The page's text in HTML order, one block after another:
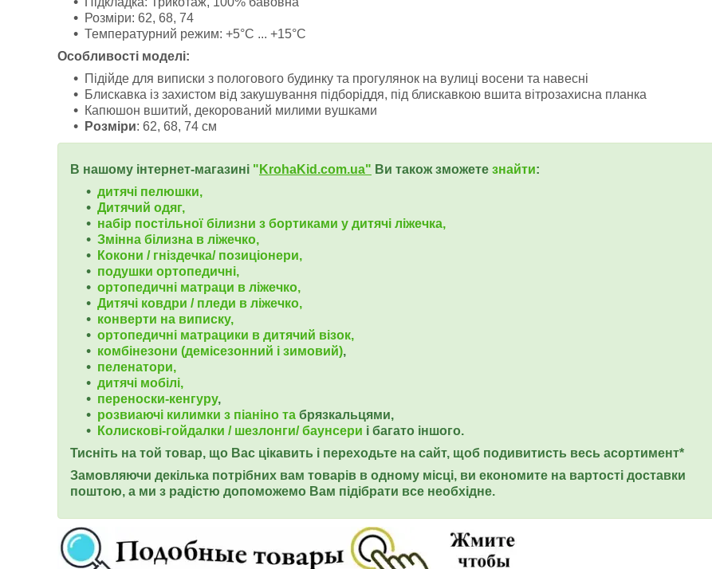
Розміри: 62, 68, 74
Температурний режим: +5°C ... +15°C
Особливості моделі:
Підійде для виписки з пологового будинку та прогулянок на вулиці восени та навесні
Блискавка із захистом від закушування підборіддя, під блискавкою вшита вітрозахисна планка
Капюшон вшитий, декорований милими вушками
Розміри: 62, 68, 74 см
В нашому інтернет-магазині " KrohaKid.com.ua" Ви також зможете знайти:
дитячі пелюшки,
Дитячий одяг,
набір постільної білизни з бортиками у дитячі ліжечка,
Змінна білизна в ліжечко,
Кокони / гніздечка/ позиціонери,
подушки ортопедичні,
ортопедичні матраци в ліжечко,
Дитячі ковдри / пледи в ліжечко,
конверти на виписку,
ортопедичні матрацики в дитячий візок,
комбінезони (демісезонний і зимовий),
пеленатори,
дитячі мобілі,
переноски-кенгуру,
розвиаючі килимки з піаніно та брязкальцями,
Колискові-гойдалки / шезлонги/ баунсери і багато іншого.
Тисніть на той товар, що Вас цікавить і переходьте на сайт, щоб подивитисть весь асортимент*
Замовляючи декілька потрібних вам товарів в одному місці, ви економите на вартості доставки
поштою, а ми з радістю допоможемо Вам підібрати все необхідне.